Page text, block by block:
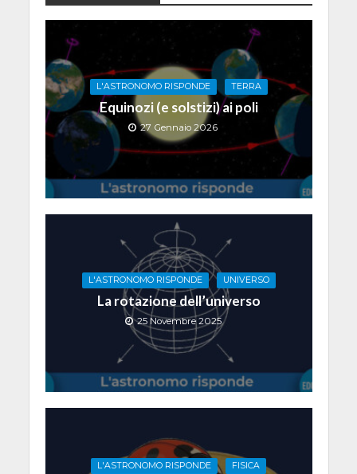
L'ASTRONOMO RISPONDE TERRA
Equinozi (e solstizi) ai poli
27 Gennaio 2026
L'ASTRONOMO RISPONDE UNIVERSO
La rotazione dell’universo
25 Novembre 2025
L'ASTRONOMO RISPONDE FISICA